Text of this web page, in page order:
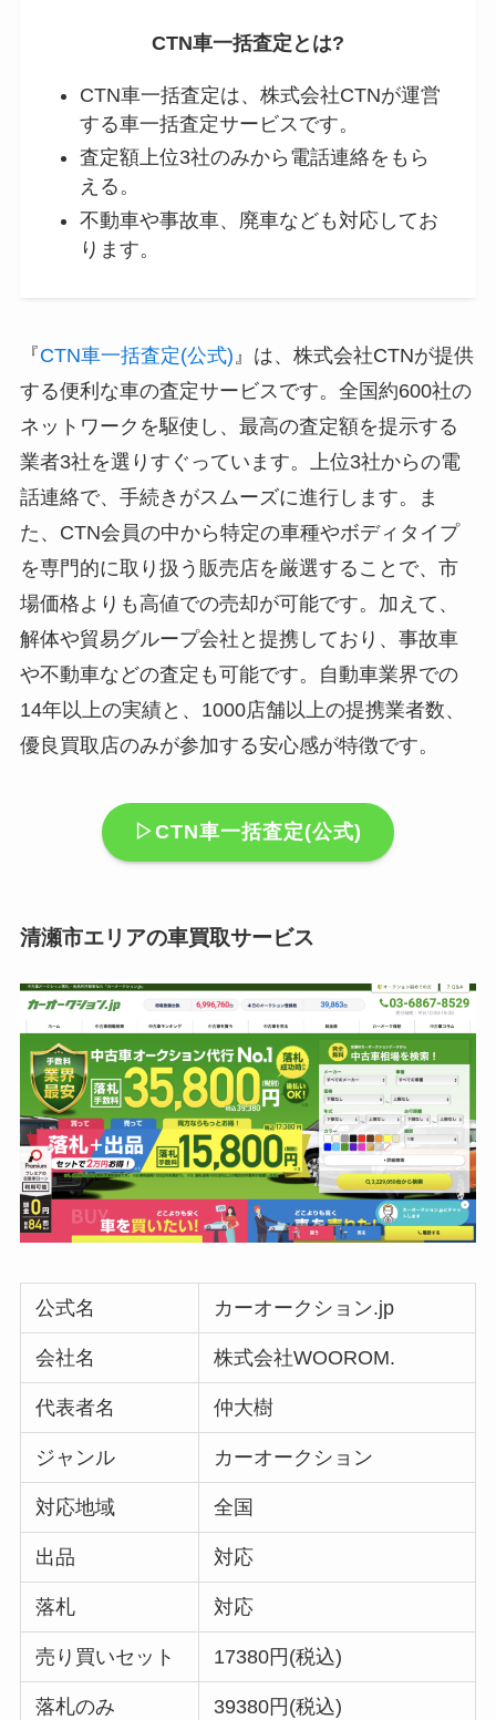
CTN車一括査定とは?
CTN車一括査定は、株式会社CTNが運営
する車一括査定サービスです。
査定額上位3社のみから電話連絡をもら
える。
不動車や事故車、廃車なども対応してお
ります。
『CTN車一括査定(公式)』は、株式会社CTNが提供
する便利な車の査定サービスです。全国約600社の
ネットワークを駆使し、最高の査定額を提示する
業者3社を選りすぐっています。上位3社からの電
話連絡で、手続きがスムーズに進行します。ま
た、CTN会員の中から特定の車種やボディタイプ
を専門的に取り扱う販売店を厳選することで、市
場価格よりも高値での売却が可能です。加えて、
解体や貿易グループ会社と提携しており、事故車
や不動車などの査定も可能です。自動車業界での
14年以上の実績と、1000店舗以上の提携業者数、
優良買取店のみが参加する安心感が特徴です。
▷CTN車一括査定(公式)
清瀬市エリアの車買取サービス
公式名 カーオークション.jp
会社名 株式会社WOOROM.
代表者名 仲大樹
ジャンル カーオークション
対応地域 全国
出品 対応
落札 対応
売り買いセット 17380円(税込)
落札のみ 39380円(税込)